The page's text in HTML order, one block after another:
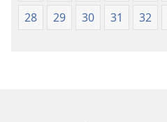
28
29 30 31 32